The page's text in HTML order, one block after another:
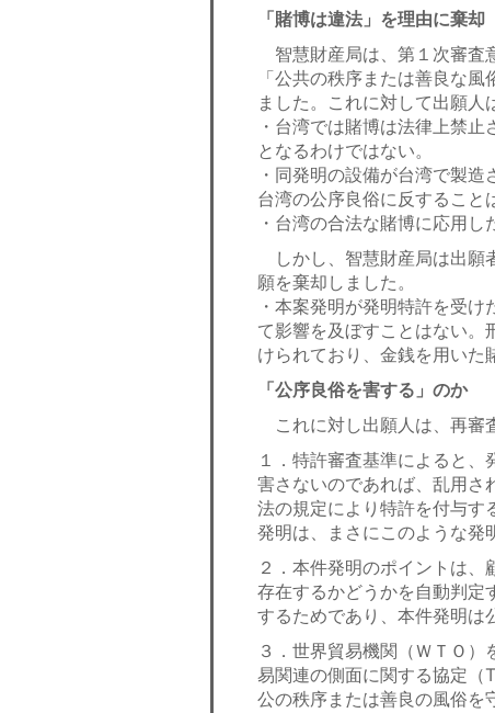
「賭博は違法」を理由に棄却
智慧財産局は、第１次審査
「公共の秩序または善良な
ました。これに対して出願人
・台湾では賭博は法律上禁
となるわけではない。
・同発明の設備が台湾で製
台湾の公序良俗に反すること
・台湾の合法な賭博に応用し
しかし、智慧財産局は出願
願を棄却しました。
・本案発明が発明特許を受
て影響を及ぼすことはない
けられており、金銭を用いた
「公序良俗を害する」のか
これに対し出願人は、再審
１．特許審査基準によると
害さないのであれば、乱用さ
法の規定により特許を付与す
発明は、まさにこのような発
２．本件発明のポイントは
存在するかどうかを自動判定
するためであり、本件発明は
３．世界貿易機関（ＷＴＯ
易関連の側面に関する協定（
公の秩序または善良の風俗を